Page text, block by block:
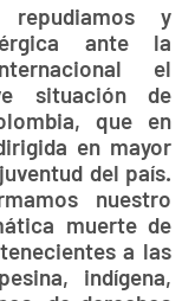
y
ante la
el
situación de
que en
en mayor
del país.
nuestro
muerte de
a las
indígena,